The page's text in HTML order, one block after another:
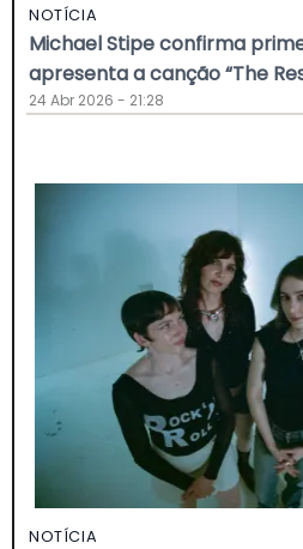
NOTÍCIA
Michael Stipe confirma
apresenta a canção “The
24 Abr 2026 - 21:28
NOTÍCIA